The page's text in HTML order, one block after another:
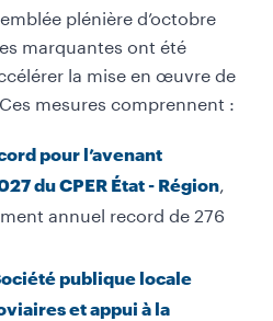
plénière d’octobre
marquantes ont été
la mise en œuvre de
mesures comprennent :
pour l’avenant
du CPER État - Région
annuel record de 276
publique locale
et appui à la